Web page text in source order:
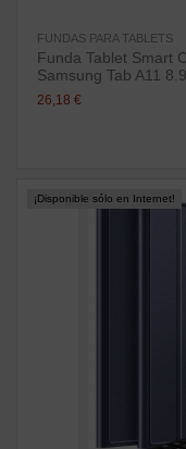
FUNDAS PARA TABLETS
Funda Tablet Smart
Samsung Tab A11 8.9
26,18 €
¡Disponible sólo en Internet!